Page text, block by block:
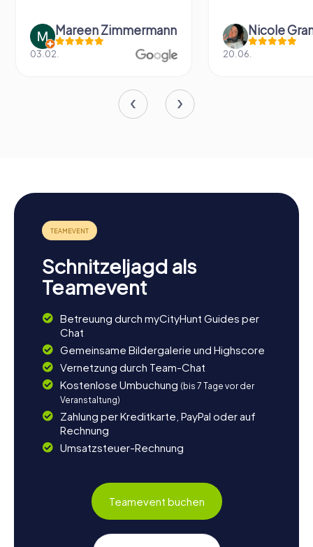
Mareen Zimmermann
03.02.
Nicole
20.06.
Schnitzeljagd als
Teamevent
Betreuung durch myCityHunt Guides per
Chat
Gemeinsame Bildergalerie und Highscore
Vernetzung durch Team-Chat
Kostenlose Umbuchung (bis 7 Tage vor der
Veranstaltung)
Zahlung per Kreditkarte, PayPal oder auf
Rechnung
Umsatzsteuer-Rechnung
Teamevent buchen